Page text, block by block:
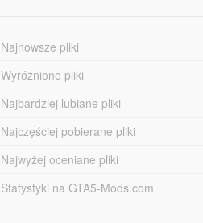
Najnowsze pliki
Wyróżnione pliki
Najbardziej lubiane pliki
Najczęściej pobierane pliki
Najwyżej oceniane pliki
Statystyki na GTA5-Mods.com